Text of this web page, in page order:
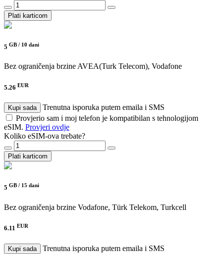
Plati karticom
5 GB / 10 dani
Bez ograničenja brzine AVEA(Turk Telecom), Vodafone
5.26 EUR
Kupi sada
Trenutna isporuka putem emaila i SMS
Provjerio sam i moj telefon je kompatibilan s tehnologijom
eSIM. Provjeri ovdje
Koliko eSIM-ova trebate?
Plati karticom
5 GB / 15 dani
Bez ograničenja brzine Vodafone, Türk Telekom, Turkcell
6.11 EUR
Kupi sada
Trenutna isporuka putem emaila i SMS